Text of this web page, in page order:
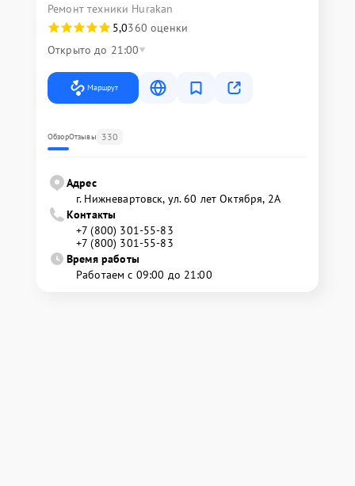
Ремонт техники Hurakan
5,0360 оценки
Открыто до 21:00
Маршрут
ОбзорОтзывы 330
Адрес
г. Нижневартовск, ул. 60 лет Октября, 2А
Контакты
+7 (800) 301-55-83
+7 (800) 301-55-83
Время работы
Работаем с 09:00 до 21:00